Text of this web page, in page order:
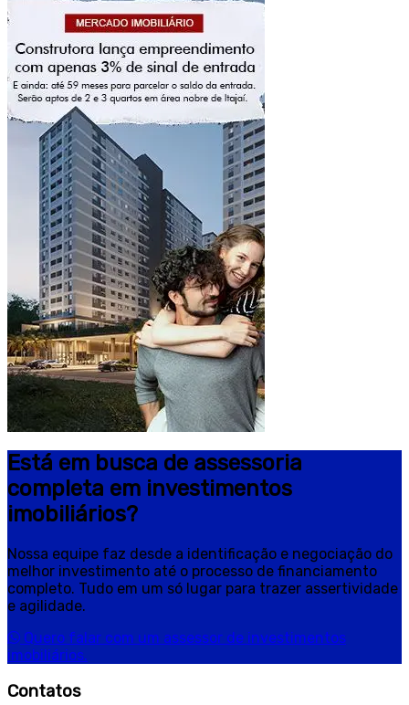
Está em busca de assessoria
completa em investimentos
imobiliários?
Nossa equipe faz desde a identificação e negociação do
melhor investimento até o processo de financiamento
completo. Tudo em um só lugar para trazer assertividade
e agilidade.
Quero falar com um assessor de investimentos
imobiliários.
Contatos